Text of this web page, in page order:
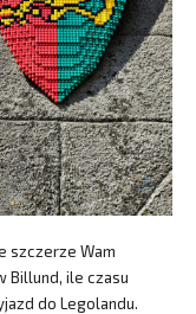
szczerze Wam
Billund, ile czasu
do Legolandu.